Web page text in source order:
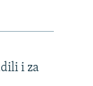
i za